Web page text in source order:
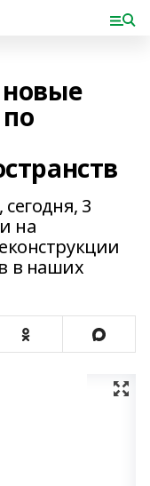
3
на
в наших